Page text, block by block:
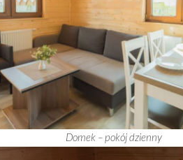
Domek – pokój dzienny